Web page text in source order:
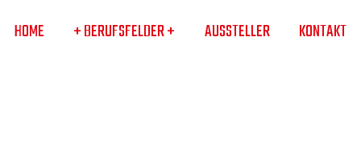
HOME + BERUFSFELDER + AUSSTELLER KONTAKT